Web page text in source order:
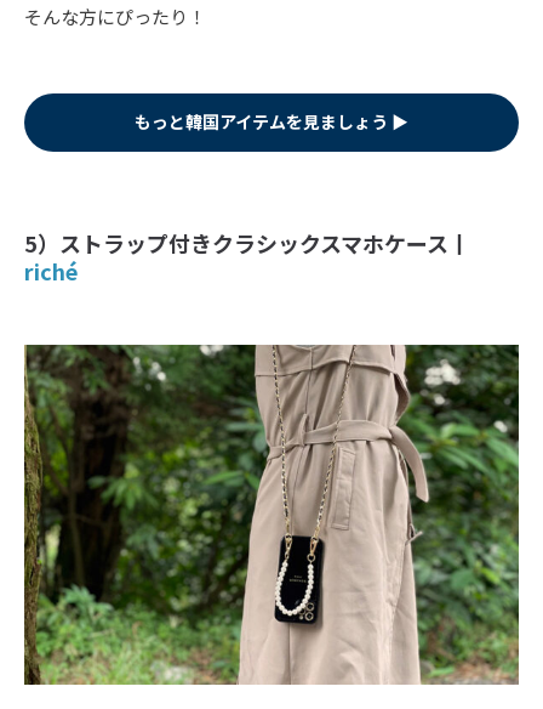
そんな方にぴったり！
もっと韓国アイテムを見ましょう ▶︎
5）ストラップ付きクラシックスマホケース丨
riché